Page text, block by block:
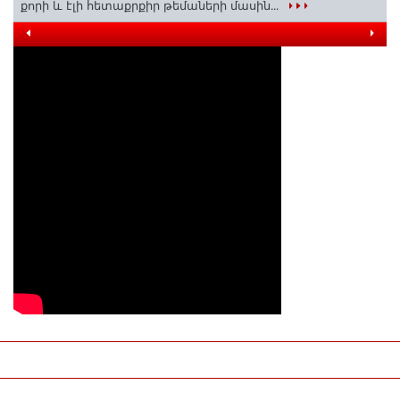
քորի և էլի հետաքրքիր թեմաների մասին․․․